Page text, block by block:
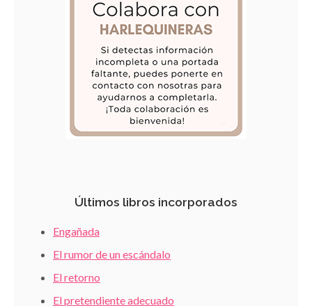
Últimos libros incorporados
Engañada
El rumor de un escándalo
El retorno
El pretendiente adecuado